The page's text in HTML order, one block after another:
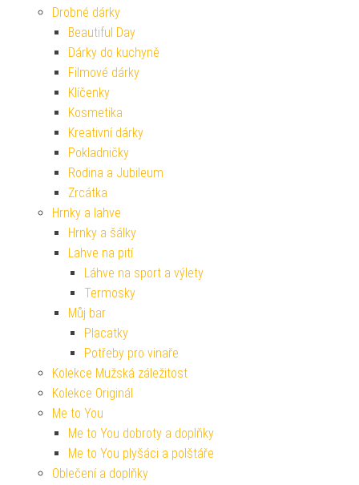
Drobné dárky
Beautiful Day
Dárky do kuchyně
Filmové dárky
Klíčenky
Kosmetika
Kreativní dárky
Pokladničky
Rodina a Jubileum
Zrcátka
Hrnky a lahve
Hrnky a šálky
Lahve na pití
Láhve na sport a výlety
Termosky
Můj bar
Placatky
Potřeby pro vinaře
Kolekce Mužská záležitost
Kolekce Originál
Me to You
Me to You dobroty a doplňky
Me to You plyšáci a polštáře
Oblečení a doplňky